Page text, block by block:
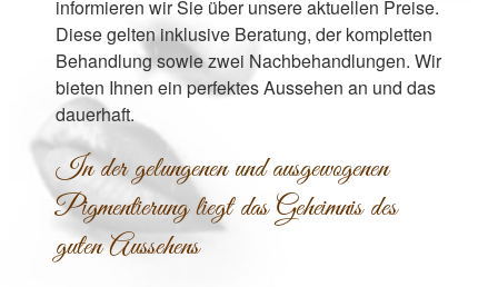
informieren wir Sie über unsere aktuellen Preise.
Diese gelten inklusive Beratung, der kompletten
Behandlung sowie zwei Nachbehandlungen. Wir
bieten Ihnen ein perfektes Aussehen an und das
dauerhaft.
In der gelungenen und ausgewogenen
Pigmentierung liegt das Geheimnis des
guten Aussehens